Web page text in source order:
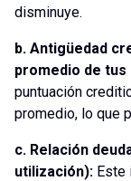
disminuye.
b. Antigüedad
promedio de tus
puntuación
promedio, lo que
c. Relación
utilización): Este